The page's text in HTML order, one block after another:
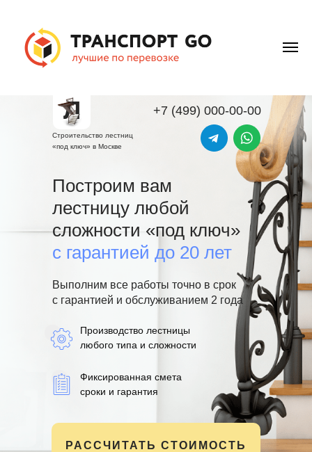
Л
Построим вам
лестницу любой
сложности «под ключ»
с гарантией до 20 лет
Выполним все работы точно в срок
с гарантией и обслуживанием 2 года
РАССЧИТАТЬ СТОИМОСТЬ
+7 (499) 000-00-00
Строительство лестниц
«под ключ» в Москве
Фиксированная смета
сроки и гарантия
Производство лестницы
любого типа и сложности